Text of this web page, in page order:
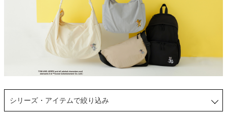
シリーズ・アイテムで絞り込み